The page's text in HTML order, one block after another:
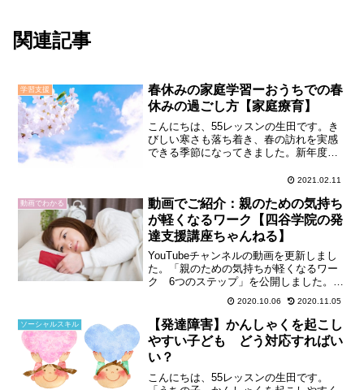
関連記事
学習支援
春休みの家庭学習ーおうちでの春
休みの過ごし方【家庭療育】
こんにちは、55レッスンの生田です。き
びしい寒さも落ち着き、春の訪れを実感
できる季節になってきました。新年度に
れば、不安や緊張でいっぱいの子もいる
向けてドキドキソワソワ...
2021.02.11
動画でわかる
動画でご紹介：親のための気持ち
が軽くなるワーク【四谷学院の発
達支援講座ちゃんねる】
YouTubeチャンネルの動画を更新しまし
た。「親のための気持ちが軽くなるワー
ク 6つのステップ」を公開しました。以
前ブログでもご紹介したワークとなって
います。コロナなど不安な毎日におい
て、少しでも心が軽くなる手助けができ
ればと思っています...
2020.10.06 2020.11.05
ソーシャルスキル
【発達障害】かんしゃくを起こし
やすい子ども どう対応すればい
い？
こんにちは、55レッスンの生田です。